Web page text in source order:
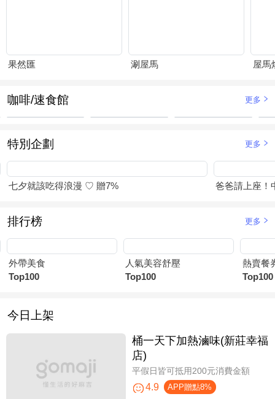
果然匯 涮屋馬 屋馬
咖啡/速食館 更多
特別企劃 更多
七夕就該吃得浪漫 ♡ 贈7% 爸爸請上座！
排行榜 更多
外帶美食
Top100
人氣美容舒壓
Top100
熱賣餐
Top100
今日上架
桶一天下加熱滷味(新莊幸福
店)
平假日皆可抵用200元消費金額
4.9 APP贈點8%